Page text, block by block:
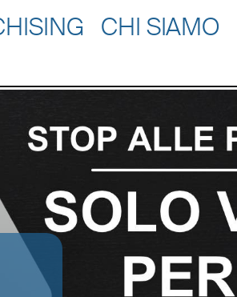
CHI SIAMO